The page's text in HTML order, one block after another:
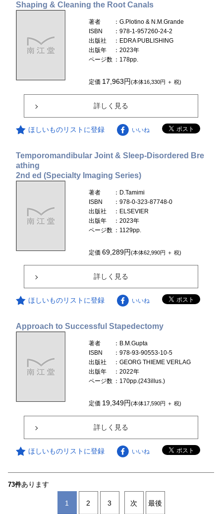
Shaping & Cleaning the Root Canals
著者
：G.Plotino & N.M.Grande
ISBN
：978-1-957260-24-2
出版社
：EDRA PUBLISHING
出版年
：2023年
ページ数 ：178pp.
定価 17,963円(本体16,330円 ＋ 税)
詳しく見る
ほしいものリストに登録 いいね
Temporomandibular Joint & Sleep-Disordered Bre
athing
2nd ed (Specialty Imaging Series)
著者
：D.Tamimi
ISBN
：978-0-323-87748-0
出版社
：ELSEVIER
出版年
：2023年
ページ数 ：1129pp.
定価69,289円(本体62,990円 ＋ 税)
詳しく見る
ほしいものリストに登録 いいね
Approach to Successful Stapedectomy
著者
：B.M.Gupta
ISBN
：978-93-90553-10-5
出版社
：GEORG THIEME VERLAG
出版年
：2022年
ページ数 ：170pp.(243illus.)
定価 19,349円(本体17,590円 ＋ 税)
詳しく見る
ほしいものリストに登録 いいね
73件あります
1 2 3 次 最後